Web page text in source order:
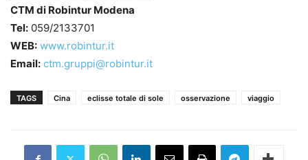
CTM di Robintur Modena
Tel: 059/2133701
WEB: www.robintur.it
Email: ctm.gruppi@robintur.it
TAGS Cina eclisse totale di sole osservazione viaggio